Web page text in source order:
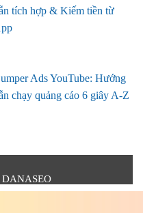
tích hợp & Kiếm tiền từ
Ads YouTube: Hướng
chạy quảng cáo 6 giây A-Z